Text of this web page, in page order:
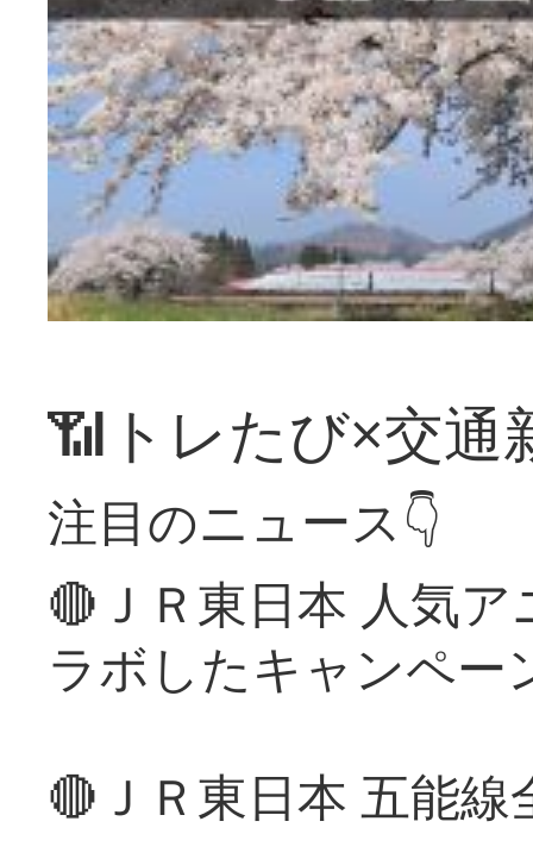
📶トレたび×交通
注目のニュース👇
🔴ＪＲ東日本 人気
ラボしたキャンペー
🔴ＪＲ東日本 五能